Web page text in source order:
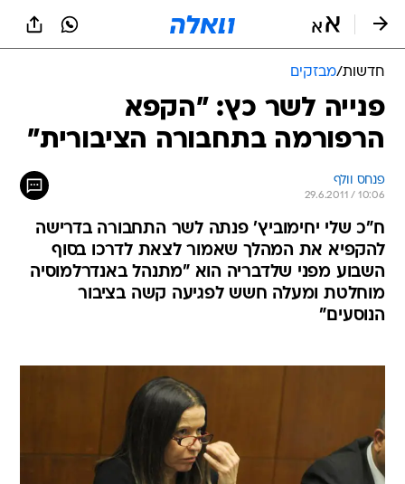
חדשות/מבזקים
פנייה לשר כץ: "הקפא
הרפורמה בתחבורה הציבורית"
פנחס וולף
29.6.2011 / 10:06
ח"כ שלי יחימוביץ' פנתה לשר התחבורה בדרישה
להקפיא את המהלך שאמור לצאת לדרכו בסוף
השבוע מפני שלדבריה הוא "מתנהל באנדרלמוסיה
מוחלטת ומעלה חשש לפגיעה קשה בציבור
הנוסעים"